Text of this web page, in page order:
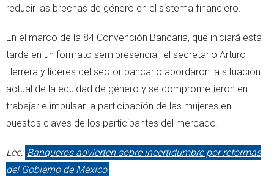
reducir las brechas de género en el sistema financiero.
En el marco de la 84 Convención Bancaria, que iniciará esta
tarde en un formato semipresencial, el secretario Arturo
Herrera y líderes del sector bancario abordaron la situación
actual de la equidad de género y se comprometieron en
trabajar e impulsar la participación de las mujeres en
puestos claves de los participantes del mercado.
Lee: Banqueros advierten sobre incertidumbre por reformas
del Gobierno de México